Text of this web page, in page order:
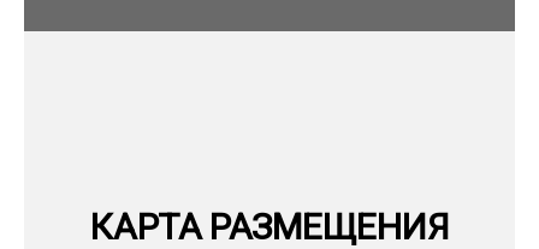
КАРТА РАЗМЕЩЕНИЯ